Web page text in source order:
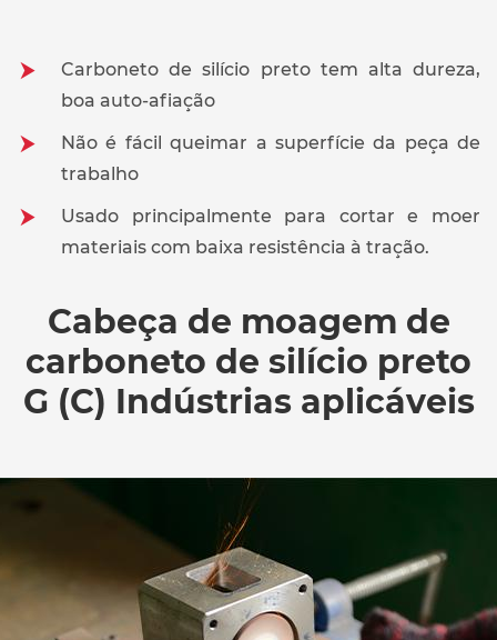
Carboneto de silício preto tem alta dureza,
boa auto-afiação
Não é fácil queimar a superfície da peça de
trabalho
Usado principalmente para cortar e moer
materiais com baixa resistência à tração.
Cabeça de moagem de
carboneto de silício preto
G (C) Indústrias aplicáveis